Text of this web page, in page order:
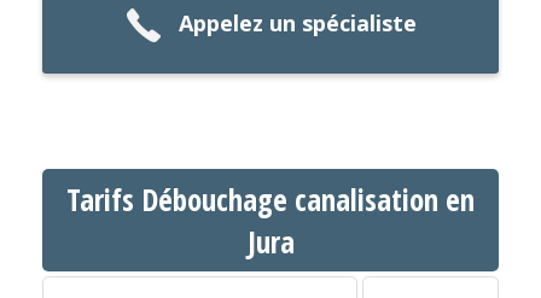
Appelez un spécialiste
Tarifs Débouchage canalisation en
Jura